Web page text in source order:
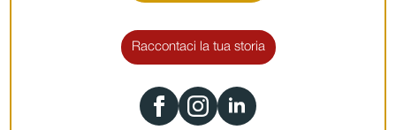
Raccontaci la tua storia